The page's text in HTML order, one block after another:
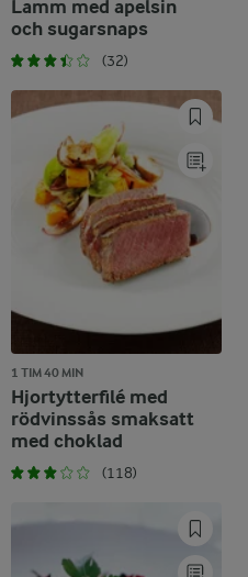
Lamm med apelsin
och sugarsnaps
(32)
1 TIM 40 MIN
Hjortytterfilé med
rödvinssås smaksatt
med choklad
(118)